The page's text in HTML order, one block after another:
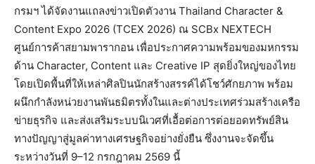
กรมฯ ได้จัดงานแถลงข่าวเปิดตัวงาน Thailand Character &
Content Expo 2026 (TCEX 2026) ณ SCBx NEXTECH
ศูนย์การค้าสยามพารากอน เพื่อประกาศความพร้อมของมหกรรม
ด้าน Character, Content และ Creative IP สุดยิ่งใหญ่ของไทย
โดยเปิดพื้นที่ให้เหล่าศิลปินนักสร้างสรรค์ได้โชว์ศักยภาพ พร้อม
ผนึกกำลังหน่วยงานพันธมิตรทั้งในและต่างประเทศร่วมสร้างเครือ
ข่ายธุรกิจ และส่งเสริมระบบนิเวศที่เอื้อต่อการต่อยอดทรัพย์สิน
ทางปัญญาสู่มูลค่าทางเศรษฐกิจอย่างยั่งยืน ซึ่งงานจะจัดขึ้น
ระหว่างวันที่ 9–12 กรกฎาคม 2569 นี้